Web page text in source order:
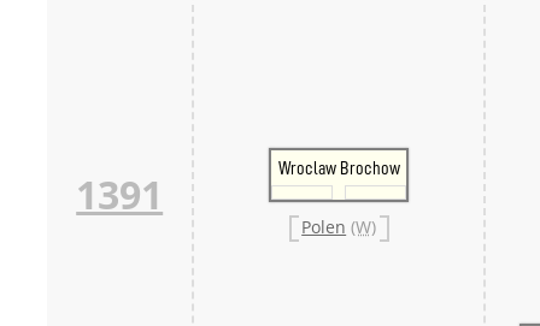
1391
Wroclaw Brochow
Polen (W)